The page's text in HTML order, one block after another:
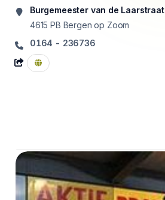
Burgemeester van de Laarstraat
4615 PB Bergen op Zoom
0164 - 236736